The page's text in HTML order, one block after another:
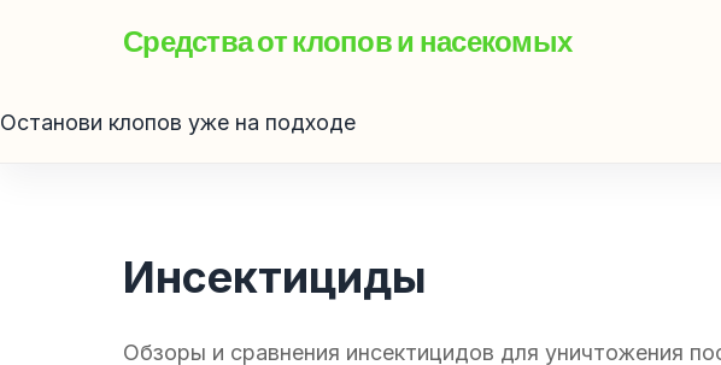
Средства от клопов и насекомых
Останови клопов уже на подходе
Инсектициды
Обзоры и сравнения инсектицидов для уничтожения